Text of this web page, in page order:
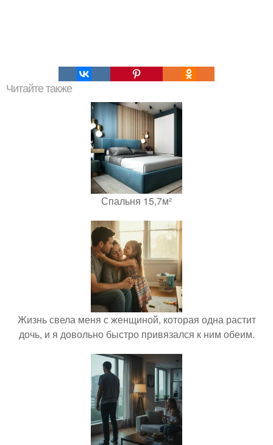
Читайте также
Спальня 15,7м²
Жизнь свела меня с женщиной, которая одна растит
дочь, и я довольно быстро привязался к ним обеим.